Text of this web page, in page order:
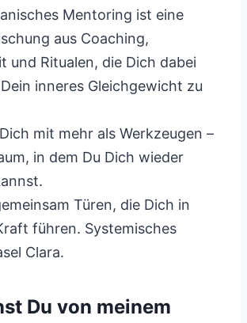
Mentoring ist eine
aus Coaching,
und Ritualen, die Dich dabei
inneres Gleichgewicht zu
mit mehr als Werkzeugen –
in dem Du Dich wieder
Türen, die Dich in
führen. Systemisches
Clara.
Du von meinem